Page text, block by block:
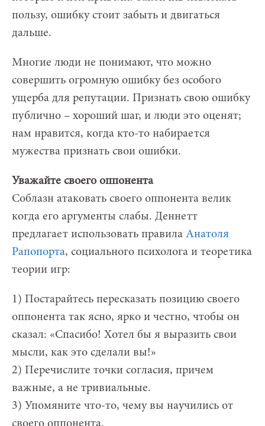
пользу, ошибку стоит забыть и двигаться
дальше.
Многие люди не понимают, что можно
совершить огромную ошибку без особого
ущерба для репутации. Признать свою ошибку
публично – хороший шаг, и люди это оценят;
нам нравится, когда кто-то набирается
мужества признать свои ошибки.
Уважайте своего оппонента
Соблазн атаковать своего оппонента велик
когда его аргументы слабы. Деннетт
предлагает использовать правила Анатоля
Рапопорта, социального психолога и теоретика
теории игр:
1) Постарайтесь пересказать позицию своего
оппонента так ясно, ярко и честно, чтобы он
сказал: «Спасибо! Хотел бы я выразить свои
мысли, как это сделали вы!»
2) Перечислите точки согласия, причем
важные, а не тривиальные.
3) Упомяните что-то, чему вы научились от